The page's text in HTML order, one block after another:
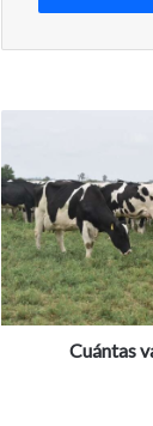
de
tambos
hay
en
argentina?
Cuántas